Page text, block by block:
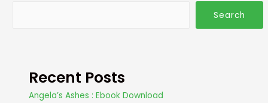
Search
Recent Posts
Angela’s Ashes : Ebook Download